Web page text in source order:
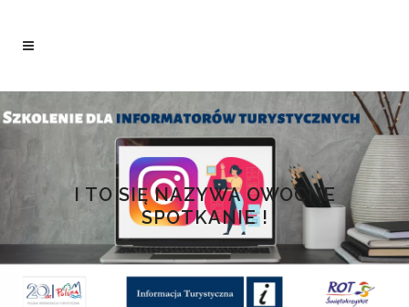
I TO SIĘ NAZYWA OWOCNE
SPOTKANIE !